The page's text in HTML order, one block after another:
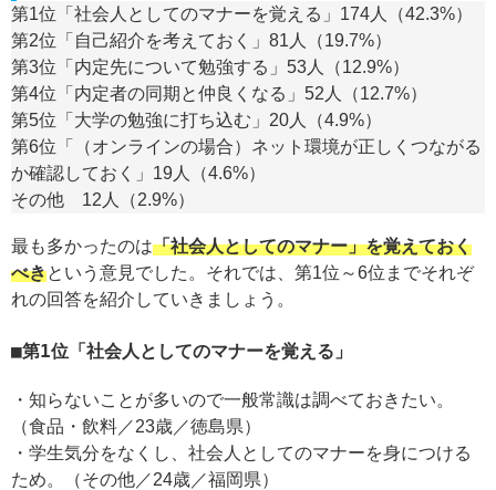
第1位「社会人としてのマナーを覚える」174人（42.3%）
第2位「自己紹介を考えておく」81人（19.7%）
第3位「内定先について勉強する」53人（12.9%）
第4位「内定者の同期と仲良くなる」52人（12.7%）
第5位「大学の勉強に打ち込む」20人（4.9%）
第6位「（オンラインの場合）ネット環境が正しくつながる
か確認しておく」19人（4.6%）
その他 12人（2.9%）
最も多かったのは「社会人としてのマナー」を覚えておく
べきという意見でした。それでは、第1位～6位までそれぞ
れの回答を紹介していきましょう。
第1位「社会人としてのマナーを覚える」
・知らないことが多いので一般常識は調べておきたい。
（食品・飲料／23歳／徳島県）
・学生気分をなくし、社会人としてのマナーを身につける
ため。（その他／24歳／福岡県）